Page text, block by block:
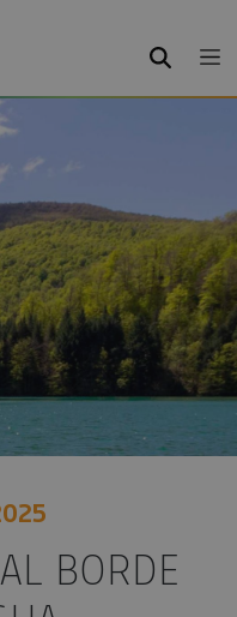
BUSCAR
BORDE